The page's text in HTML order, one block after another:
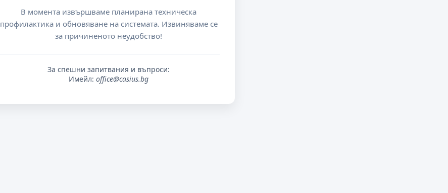
В момента извършваме планирана техническа
профилактика и обновяване на системата. Извиняваме се
за причиненото неудобство!
За спешни запитвания и въпроси:
Имейл: office@casius.bg